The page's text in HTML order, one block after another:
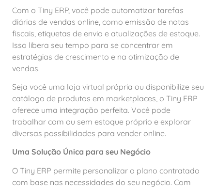
Com o Tiny ERP, você pode automatizar tarefas
diárias de vendas online, como emissão de notas
fiscais, etiquetas de envio e atualizações de estoque.
Isso libera seu tempo para se concentrar em
estratégias de crescimento e na otimização de
vendas.
Seja você uma loja virtual própria ou disponibilize seu
catálogo de produtos em marketplaces, o Tiny ERP
oferece uma integração perfeita. Você pode
trabalhar com ou sem estoque próprio e explorar
diversas possibilidades para vender online.
Uma Solução Única para seu Negócio
O Tiny ERP permite personalizar o plano contratado
com base nas necessidades do seu negócio. Com